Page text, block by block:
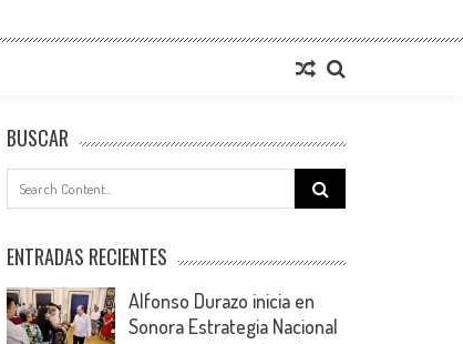
BUSCAR
Search
for:
ENTRADAS RECIENTES
Alfonso Durazo inicia en
Sonora Estrategia Nacional